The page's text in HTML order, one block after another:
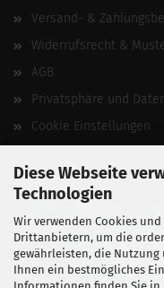
Diese Webseite
Technologien
Wir verwenden Cookies
Drittanbietern, um die
gewährleisten, die Nutzung
Ihnen ein bestmögliches
Versand- &
Widerrufsrecht &
AGB
Privatsphäre und
Cookie Einstellungen
Vertrag widerrufen